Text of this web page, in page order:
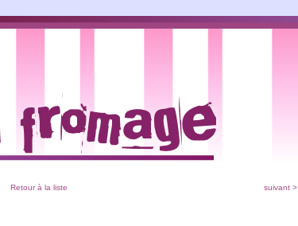
Retour à la liste suivant >